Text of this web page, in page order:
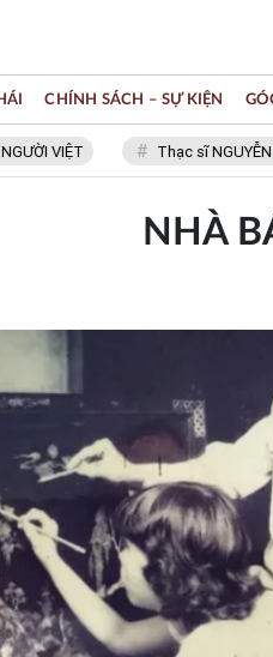
VIỆT Thạc sĩ NGUYỄN VĂN
CHÍNH SÁCH – SỰ KIỆN
NHÀ